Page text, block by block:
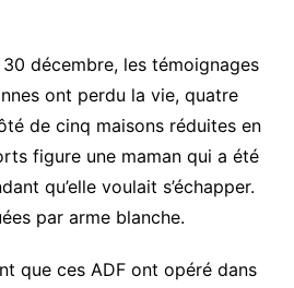
décembre, les témoignages
ont perdu la vie, quatre
de cinq maisons réduites en
figure une maman qui a été
qu’elle voulait s’échapper.
par arme blanche.
que ces ADF ont opéré dans